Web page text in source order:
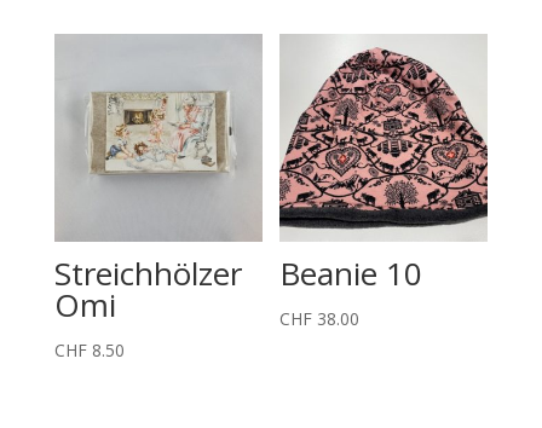
Streichhölzer
Omi
CHF8.50
Beanie 10
CHF 38.00